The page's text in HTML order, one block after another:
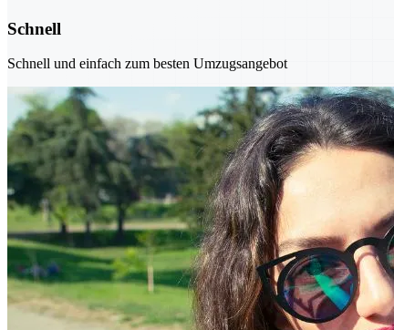
Schnell
Schnell und einfach zum besten Umzugsangebot